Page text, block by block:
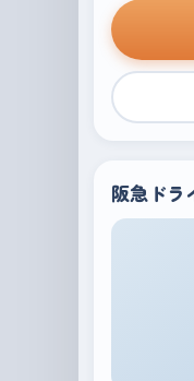
阪急ドラ